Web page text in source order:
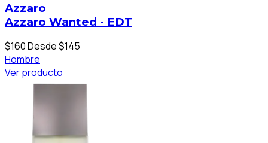
Azzaro
Azzaro Wanted - EDT
$160Desde $145
Hombre
Ver producto